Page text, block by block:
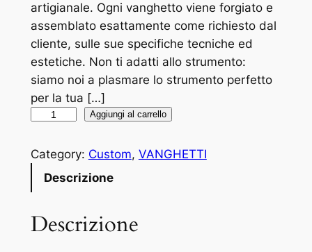
artigianale. Ogni vanghetto viene forgiato e
assemblato esattamente come richiesto dal
cliente, sulle sue specifiche tecniche ed
estetiche. Non ti adatti allo strumento:
siamo noi a plasmare lo strumento perfetto
per la tua […]
s
Aggiungi al carrello
Category: Custom, VANGHETTI
Descrizione
Descrizione